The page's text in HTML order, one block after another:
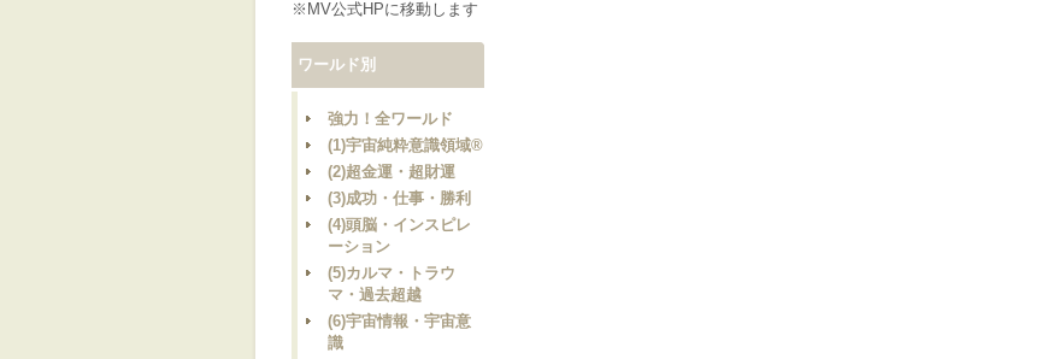
※MV公式HPに移動します
ワールド別
強力！全ワールド
(1)宇宙純粋意識領域®
(2)超金運・超財運
(3)成功・仕事・勝利
(4)頭脳・インスピレ
ーション
(5)カルマ・トラウ
マ・過去超越
(6)宇宙情報・宇宙意
識